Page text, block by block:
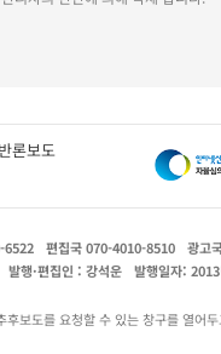
론보도
6522 편집국 070-4010-8510
광고
발행·편집인 : 강석운 발행일자:
보도를 요청할 수 있는 창구를 열어